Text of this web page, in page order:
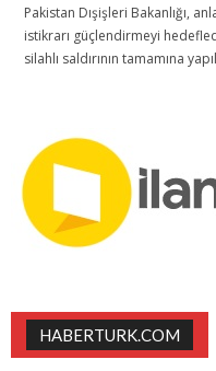
Pakistan Dışişleri Bakanlığı,
istikrarı güçlendirmeyi
silahlı saldırının tamamına
HABERTURK.COM